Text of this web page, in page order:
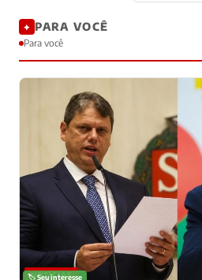
✦ PARA VOCÊ
Para você
NOTÍCIAS
🏷️ Seu interesse